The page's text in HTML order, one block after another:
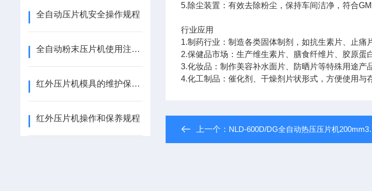
全自动压片机安全操作规程
全自动粉末压片机使用注意事项及保养方法
红外压片机模具的维护保养：清洁、防锈与存放规范
红外压片机操作和保养规程
5.除尘装置：有效去除粉尘，保持车间洁净，符合
行业应用
1.制药行业：制造各类固体制剂，如抗生素片、止痛
2.保健品市场：生产维生素片、膳食纤维片、胶原蛋
3.化妆品：制作美容补水面片、防晒片等特殊用途产
4.化工制品：催化剂、干燥剂片状形式，方便使用与
上一个： NLD-600D/DG全自动热压压片机200mm300℃/500℃